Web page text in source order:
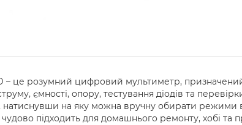
– це розумний цифровий мультиметр,
ємності, опору, тестування діодів та
натиснувши на яку можна вручну обирати
підходить для домашнього ремонту, хобі та